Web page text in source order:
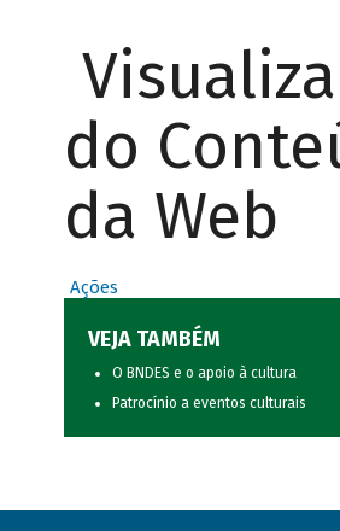
do
da Web
Ações
VEJA TAMBÉM
O BNDES e o apoio à cultura
Patrocínio a eventos culturais